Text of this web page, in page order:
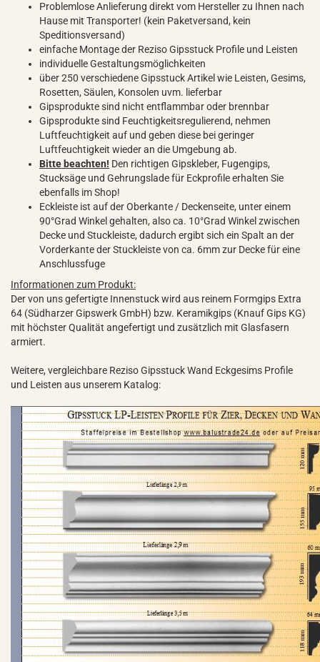
Problemlose Anlieferung direkt vom Hersteller zu Ihnen nach
Hause mit Transporter! (kein Paketversand, kein
Speditionsversand)
einfache Montage der Reziso Gipsstuck Profile und Leisten
individuelle Gestaltungsmöglichkeiten
über 250 verschiedene Gipsstuck Artikel wie Leisten, Gesims,
Rosetten, Säulen, Konsolen uvm. lieferbar
Gipsprodukte sind nicht entflammbar oder brennbar
Gipsprodukte sind Feuchtigkeitsregulierend, nehmen
Luftfeuchtigkeit auf und geben diese bei geringer
Luftfeuchtigkeit wieder an die Umgebung ab.
Bitte beachten! Den richtigen Gipskleber, Fugengips,
Stucksäge und Gehrungslade für Eckprofile erhalten Sie
ebenfalls im Shop!
Eckleiste ist auf der Oberkante / Deckenseite, unter einem
90°Grad Winkel gehalten, also ca. 10°Grad Winkel zwischen
Decke und Stuckleiste, dadurch ergibt sich ein Spalt an der
Vorderkante der Stuckleiste von ca. 6mm zur Decke für eine
Anschlussfuge
Informationen zum Produkt:
Der von uns gefertigte Innenstuck wird aus reinem Formgips Extra
64 (Südharzer Gipswerk GmbH) bzw. Keramikgips (Knauf Gips KG)
mit höchster Qualität angefertigt und zusätzlich mit Glasfasern
armiert.
Weitere, vergleichbare Reziso Gipsstuck Wand Eckgesims Profile
und Leisten aus unserem Katalog: